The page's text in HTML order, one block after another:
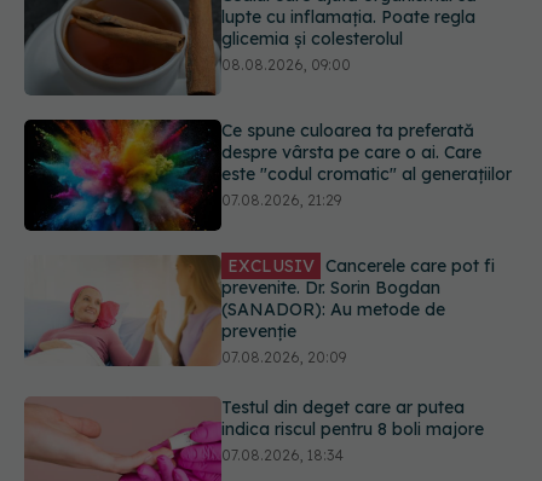
Ce spune culoarea ta preferată
despre vârsta pe care o ai. Care
este "codul cromatic" al generațiilor
EXCLUSIV Cancerele care pot fi
prevenite. Dr. Sorin Bogdan
(SANADOR): Au metode de
07.08.2026, 20:09
Testul din deget care ar putea
indica riscul pentru 8 boli majore
07.08.2026, 18:34
Dieta care poate crește brusc
colesterolul. Cine este mai expus